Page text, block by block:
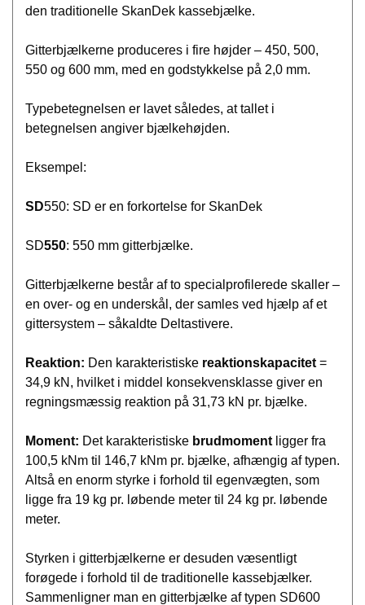
den traditionelle SkanDek kassebjælke.
Gitterbjælkerne produceres i fire højder – 450, 500,
550 og 600 mm, med en godstykkelse på 2,0 mm.
Typebetegnelsen er lavet således, at tallet i
betegnelsen angiver bjælkehøjden.
Eksempel:
SD550: SD er en forkortelse for SkanDek
SD550: 550 mm gitterbjælke.
Gitterbjælkerne består af to specialprofilerede skaller –
en over- og en underskål, der samles ved hjælp af et
gittersystem – såkaldte Deltastivere.
Reaktion: Den karakteristiske reaktionskapacitet =
34,9 kN, hvilket i middel konsekvensklasse giver en
regningsmæssig reaktion på 31,73 kN pr. bjælke.
Moment: Det karakteristiske brudmoment ligger fra
100,5 kNm til 146,7 kNm pr. bjælke, afhængig af typen.
Altså en enorm styrke i forhold til egenvægten, som
ligge fra 19 kg pr. løbende meter til 24 kg pr. løbende
meter.
Styrken i gitterbjælkerne er desuden væsentligt
forøgede i forhold til de traditionelle kassebjælker.
Sammenligner man en gitterbjælke af typen SD600